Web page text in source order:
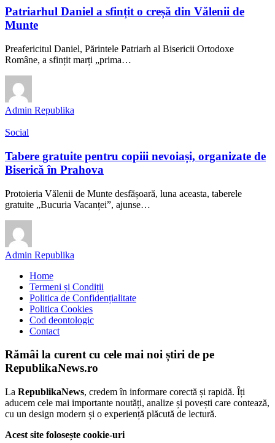
Patriarhul Daniel a sfințit o creșă din Vălenii de
Munte
Preafericitul Daniel, Părintele Patriarh al Bisericii Ortodoxe
Române, a sfințit marți „prima…
Admin Republika
Social
Tabere gratuite pentru copiii nevoiași, organizate de
Biserică în Prahova
Protoieria Vălenii de Munte desfășoară, luna aceasta, taberele
gratuite „Bucuria Vacanței”, ajunse…
Admin Republika
Home
Termeni și Condiții
Politica de Confidențialitate
Politica Cookies
Cod deontologic
Contact
Rămâi la curent cu cele mai noi știri de pe
RepublikaNews.ro
La RepublikaNews, credem în informare corectă și rapidă. Îți
aducem cele mai importante noutăți, analize și povești care contează,
cu un design modern și o experiență plăcută de lectură.
Acest site folosește cookie-uri